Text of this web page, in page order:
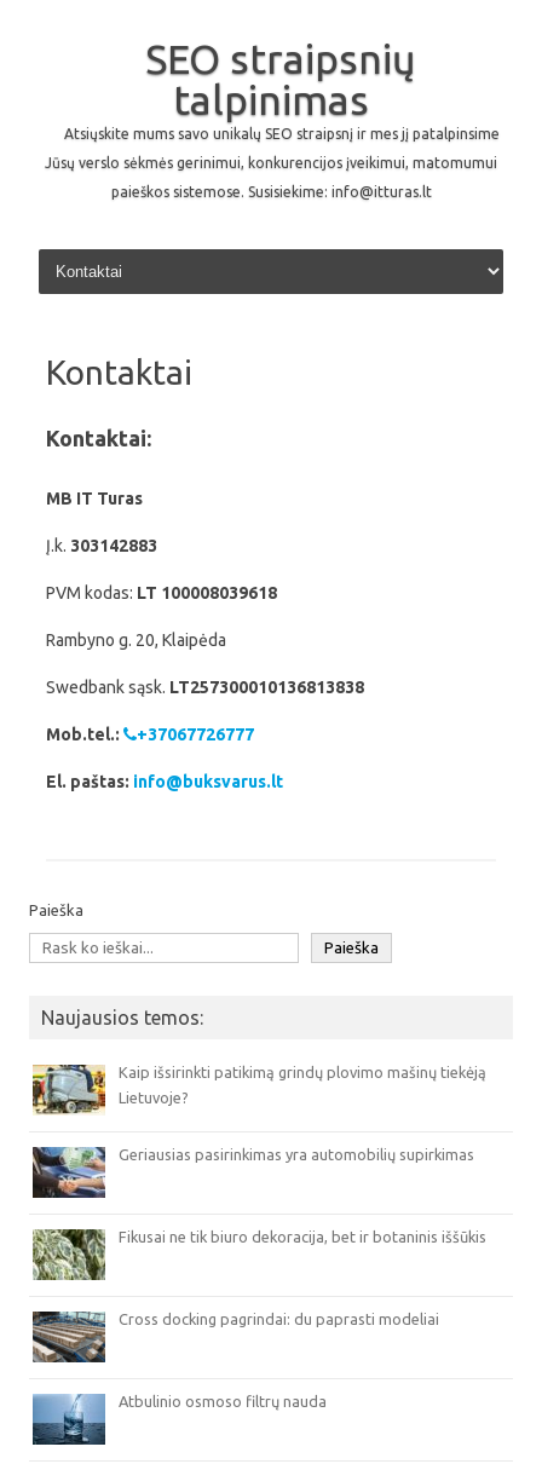
SEO straipsnių
talpinimas
Atsiųskite mums savo unikalų SEO straipsnį ir mes jį patalpinsime
Jūsų verslo sėkmės gerinimui, konkurencijos įveikimui, matomumui
paieškos sistemose. Susisiekime: info@itturas.lt
Skip to content
Kontaktai
Kontaktai:
MB IT Turas
Į.k. 303142883
PVM kodas: LT 100008039618
Rambyno g. 20, Klaipėda
Swedbank sąsk. LT257300010136813838
Mob.tel.: +37067726777
El. paštas: info@buksvarus.lt
Paieška
Paieška
Naujausios temos:
Kaip išsirinkti patikimą grindų plovimo mašinų tiekėją
Lietuvoje?
Geriausias pasirinkimas yra automobilių supirkimas
Fikusai ne tik biuro dekoracija, bet ir botaninis iššūkis
Cross docking pagrindai: du paprasti modeliai
Atbulinio osmoso filtrų nauda